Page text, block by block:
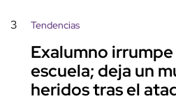
3 Tendencias
Exalumno
escuela; deja un
heridos tras el